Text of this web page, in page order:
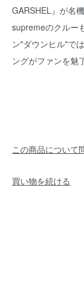
GARSHEL』が名
supremeのクルー
ン"ダウンヒル"で
ングがファンを魅
この商品について
買い物を続ける